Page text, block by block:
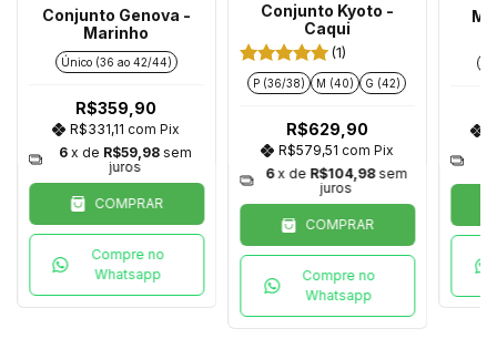
Conjunto Genova -
Marinho
Único (36 ao 42/44)
R$359,90
R$331,11com Pix
6 x de R$59,98 sem
juros
COMPRAR
Compre no
Whatsapp
Conjunto Kyoto -
Caqui
(1)
P (36/38) M (40) G (42)
R$629,90
R$579,51com Pix
6 x de R$104,98 sem
juros
COMPRAR
Compre no
Whatsapp